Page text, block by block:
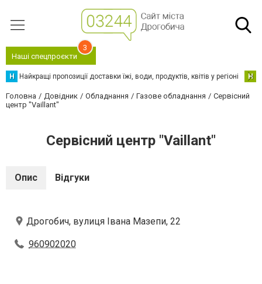
Наші спецпроєкти
3
Н Найкращі пропозиції доставки їжі, води, продуктів, квітів у регіоні Н
Головна Довідник Обладнання Газове обладнання
Сервісний
центр "Vaillant"
Сервісний центр "Vaillant"
Опис Відгуки
Дрогобич, вулиця Івана Мазепи, 22
960902020